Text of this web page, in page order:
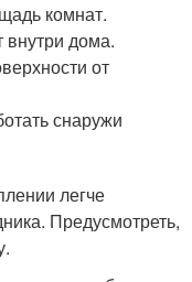
комнат.
внутри дома.
от
снаружи
легче
Предусмотреть,